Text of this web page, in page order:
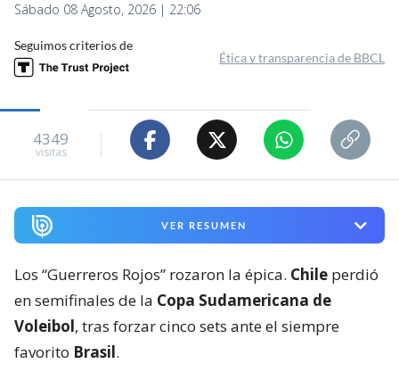
Sábado 08 Agosto, 2026 | 22:06
Seguimos criterios de
Ética y transparencia de BBCL
4349
visitas
VER RESUMEN
Los “Guerreros Rojos” rozaron la épica. Chile perdió
en semifinales de la Copa Sudamericana de
Voleibol, tras forzar cinco sets ante el siempre
favorito Brasil.